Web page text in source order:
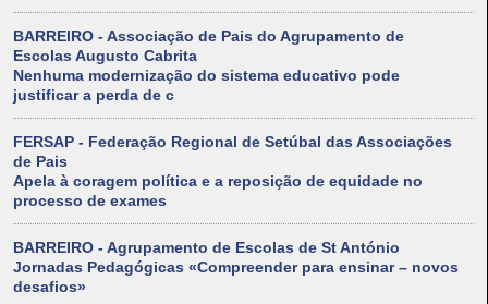
BARREIRO - Associação de Pais do Agrupamento de
Escolas Augusto Cabrita
Nenhuma modernização do sistema educativo pode
justificar a perda de c
FERSAP - Federação Regional de Setúbal das Associações
de Pais
Apela à coragem política e a reposição de equidade no
processo de exames
BARREIRO - Agrupamento de Escolas de St António
Jornadas Pedagógicas «Compreender para ensinar – novos
desafios»